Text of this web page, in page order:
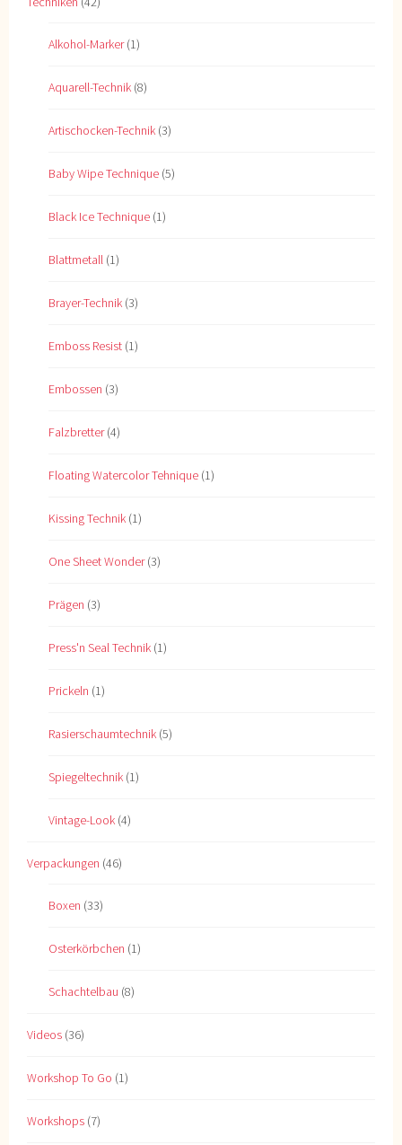
Alkohol-Marker(1)
Aquarell-Technik (8)
Artischocken-Technik (3)
Baby Wipe Technique (5)
Black Ice Technique (1)
Blattmetall (1)
Brayer-Technik (3)
Emboss Resist (1)
Embossen (3)
Falzbretter(4)
Floating Watercolor Tehnique (1)
Kissing Technik (1)
One Sheet Wonder(3)
Prägen (3)
Press'n Seal Technik (1)
Prickeln (1)
Rasierschaumtechnik (5)
Spiegeltechnik (1)
Vintage-Look (4)
Verpackungen (46)
Boxen (33)
Osterkörbchen (1)
Schachtelbau (8)
Videos (36)
Workshop To Go (1)
Workshops (7)